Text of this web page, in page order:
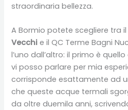
straordinaria bellezza.
A Bormio potete scegliere tra il
Vecchi e il QC Terme Bagni
l’uno dall’altro: il primo è
vi posso parlare per mia
corrisponde esattamente ad
che queste acque termali
da oltre duemila anni,